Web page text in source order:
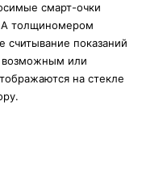
смарт-очки
толщиномером
считывание показаний
возможным или
на стекле